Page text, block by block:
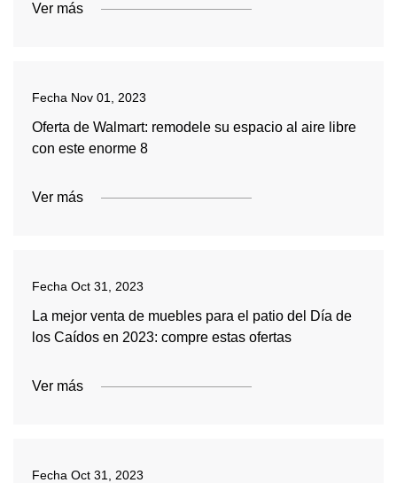
Ver más
Fecha Nov 01, 2023
Oferta de Walmart: remodele su espacio al aire libre
con este enorme 8
Ver más
Fecha Oct 31, 2023
La mejor venta de muebles para el patio del Día de
los Caídos en 2023: compre estas ofertas
Ver más
Fecha Oct 31, 2023